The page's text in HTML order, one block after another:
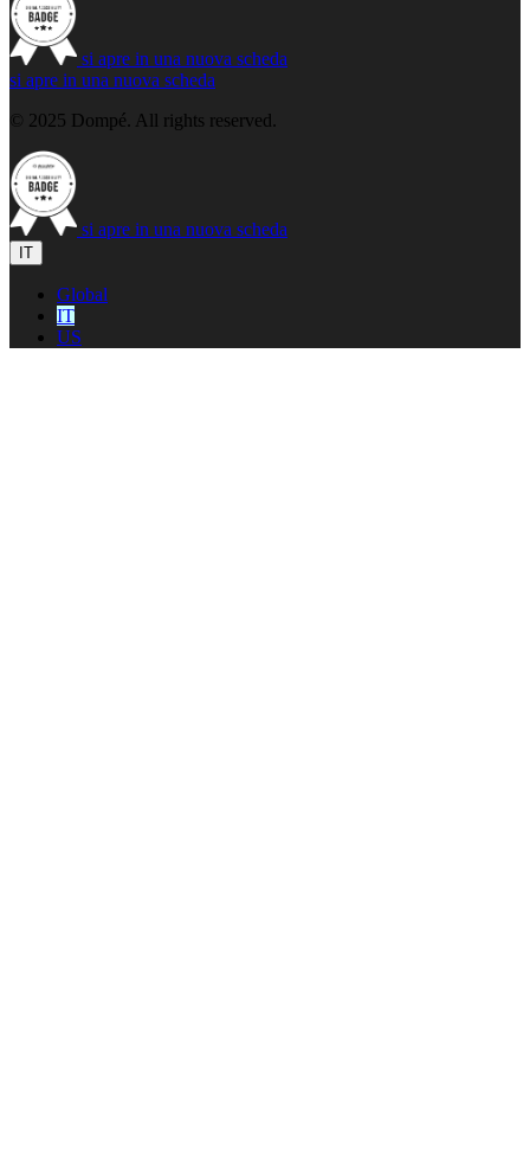
si apre in una nuova scheda
si apre in una nuova scheda
© 2025 Dompé. All rights reserved.
si apre in una nuova scheda
IT
Global
IT
US